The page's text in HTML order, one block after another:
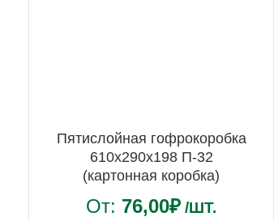
Пятислойная гофрокоробка
610x290x198 П-32
(картонная коробка)
От: 76,00₽ /ШТ.